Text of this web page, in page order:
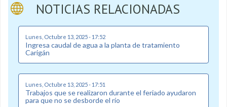
NOTICIAS RELACIONADAS
Lunes, Octubre 13, 2025 - 17:52
Ingresa caudal de agua a la planta de tratamiento
Carigán
Lunes, Octubre 13, 2025 - 17:51
Trabajos que se realizaron durante el feriado ayudaron
para que no se desborde el río